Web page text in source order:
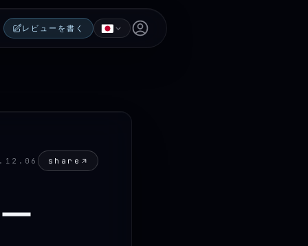
レビューを書く Open user menu
share